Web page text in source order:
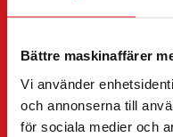
Bättre maskinaffärer
Vi använder
och annonserna till
för sociala medier och
Telefonnummer
Utan mellanslag (t.ex.